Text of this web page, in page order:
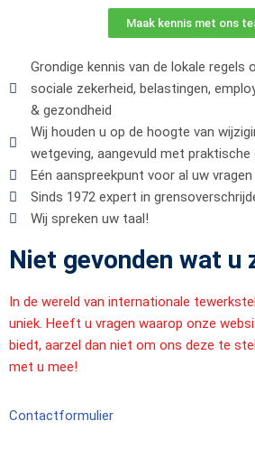
Maak kennis met ons
Grondige kennis van de lokale regels
sociale zekerheid, belastingen,
& gezondheid
Wij houden u op de hoogte van
wetgeving, aangevuld met praktische
Eén aanspreekpunt voor al uw vragen
Sinds 1972 expert in
Wij spreken uw taal!
Niet gevonden wat u
In de wereld van internationale
uniek. Heeft u vragen waarop onze
biedt, aarzel dan niet om ons deze te
met u mee!
Contactformulier